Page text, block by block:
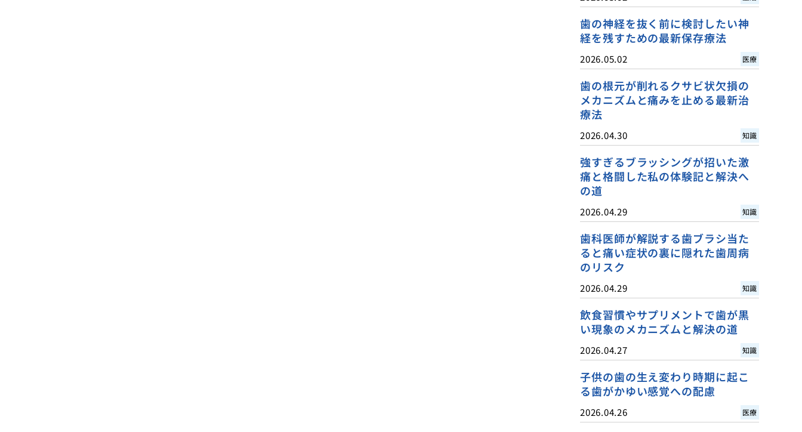
歯の神経を抜く前に検討したい神
経を残すための最新保存療法
2026.05.02 医療
歯の根元が削れるクサビ状欠損の
メカニズムと痛みを止める最新治
療法
2026.04.30 知識
強すぎるブラッシングが招いた激
痛と格闘した私の体験記と解決へ
の道
2026.04.29 知識
歯科医師が解説する歯ブラシ当た
ると痛い症状の裏に隠れた歯周病
のリスク
2026.04.29 知識
飲食習慣やサプリメントで歯が黒
い現象のメカニズムと解決の道
2026.04.27 知識
子供の歯の生え変わり時期に起こ
る歯がかゆい感覚への配慮
2026.04.26 医療